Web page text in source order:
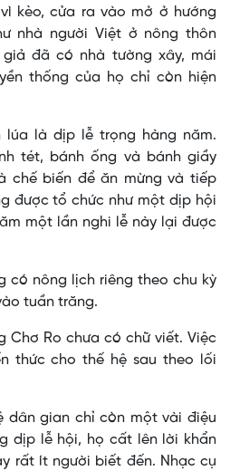
kèo, cửa ra vào mở ở hướng
nhà người Việt ở nông thôn
giả đã có nhà tường xây, mái
thống của họ chỉ còn hiện
lúa là dịp lễ trọng hàng năm.
tét, bánh ống và bánh giầy
chế biến để ăn mừng và tiếp
được tổ chức như một dịp hội
một lần nghi lễ này lại được
có nông lịch riêng theo chu kỳ
tuần trăng.
Chơ Ro chưa có chữ viết. Việc
thức cho thế hệ sau theo lối
dân gian chỉ còn một vài điệu
dịp lễ hội, họ cất lên lời khẩn
rất ít người biết đến. Nhạc cụ